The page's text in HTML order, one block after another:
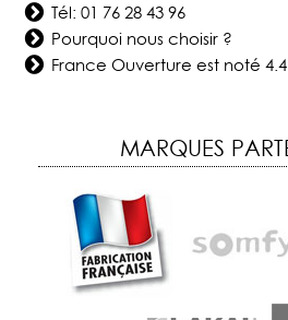
Tél:01 76 28 43 96
Pourquoi nous choisir ?
France Ouverture est noté4.4
MARQUES